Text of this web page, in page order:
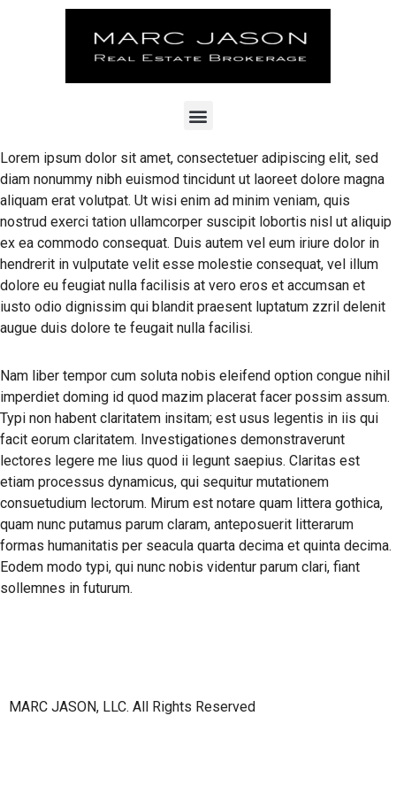
Lorem ipsum dolor sit amet, consectetuer adipiscing elit, sed
diam nonummy nibh euismod tincidunt ut laoreet dolore magna
aliquam erat volutpat. Ut wisi enim ad minim veniam, quis
nostrud exerci tation ullamcorper suscipit lobortis nisl ut aliquip
ex ea commodo consequat. Duis autem vel eum iriure dolor in
hendrerit in vulputate velit esse molestie consequat, vel illum
dolore eu feugiat nulla facilisis at vero eros et accumsan et
iusto odio dignissim qui blandit praesent luptatum zzril delenit
augue duis dolore te feugait nulla facilisi.
Nam liber tempor cum soluta nobis eleifend option congue nihil
imperdiet doming id quod mazim placerat facer possim assum.
Typi non habent claritatem insitam; est usus legentis in iis qui
facit eorum claritatem. Investigationes demonstraverunt
lectores legere me lius quod ii legunt saepius. Claritas est
etiam processus dynamicus, qui sequitur mutationem
consuetudium lectorum. Mirum est notare quam littera gothica,
quam nunc putamus parum claram, anteposuerit litterarum
formas humanitatis per seacula quarta decima et quinta decima.
Eodem modo typi, qui nunc nobis videntur parum clari, fiant
sollemnes in futurum.
MARC JASON, LLC. All Rights Reserved